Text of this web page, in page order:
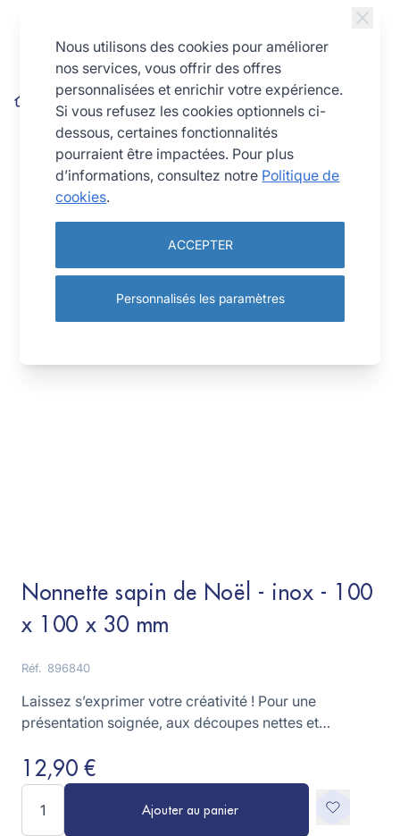
Nonnette sapin de Noël - inox - 100 x 100 x 30 mm
Nonnette sapin de Noël - inox - 100
x 100 x 30 mm
Réf. 896840
Laissez s’exprimer votre créativité ! Pour une
présentation soignée, aux découpes nettes et
12,90 €
Ajouter au panier
Nous utilisons des cookies pour améliorer
nos services, vous offrir des offres
personnalisées et enrichir votre expérience.
Si vous refusez les cookies optionnels ci-
dessous, certaines fonctionnalités
pourraient être impactées. Pour plus
d’informations, consultez notre Politique de
cookies.
ACCEPTER
Personnalisés les paramètres